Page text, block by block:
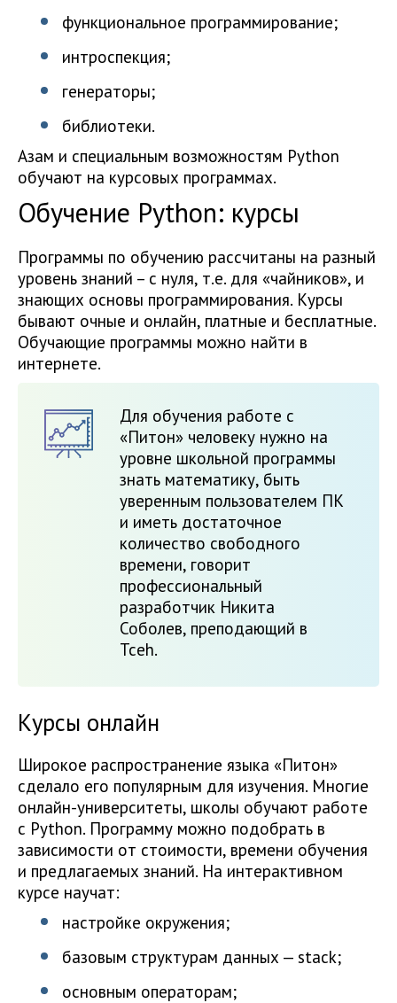
функциональное программирование;
интроспекция;
генераторы;
библиотеки.
Азам и специальным возможностям Python
обучают на курсовых программах.
Обучение Python: курсы
Программы по обучению рассчитаны на разный
уровень знаний – с нуля, т.е. для «чайников», и
знающих основы программирования. Курсы
бывают очные и онлайн, платные и бесплатные.
Обучающие программы можно найти в
интернете.
Для обучения работе с
«Питон» человеку нужно на
уровне школьной программы
знать математику, быть
уверенным пользователем ПК
и иметь достаточное
количество свободного
времени, говорит
профессиональный
разработчик Никита
Соболев, преподающий в
Tceh.
Курсы онлайн
Широкое распространение языка «Питон»
сделало его популярным для изучения. Многие
онлайн-университеты, школы обучают работе
с Python. Программу можно подобрать в
зависимости от стоимости, времени обучения
и предлагаемых знаний. На интерактивном
курсе научат:
настройке окружения;
базовым структурам данных — stack;
основным операторам;